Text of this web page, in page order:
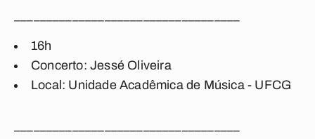
16h
Concerto: Jessé Oliveira
Local: Unidade Acadêmica de Música - UFCG